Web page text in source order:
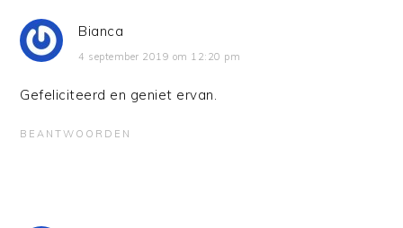
Bianca
4 september 2019 om 12:20 pm
Gefeliciteerd en geniet ervan.
BEANTWOORDEN